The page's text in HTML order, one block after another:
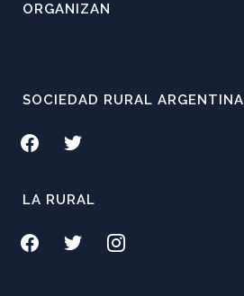
ORGANIZAN
SOCIEDAD RURAL ARGENTINA
facebooktwitter
LA RURAL
facebooktwitter instagram